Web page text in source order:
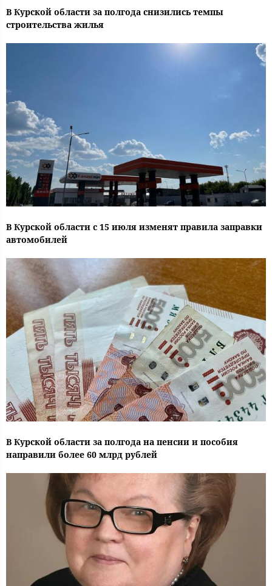
В Курской области за полгода снизились темпы
строительства жилья
В Курской области с 15 июля изменят правила заправки
автомобилей
В Курской области за полгода на пенсии и пособия
направили более 60 млрд рублей